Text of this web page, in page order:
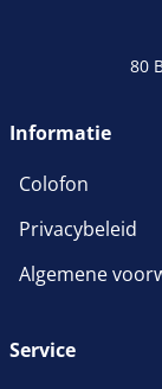
80
Informatie
Colofon
Privacybeleid
Algemene
Service